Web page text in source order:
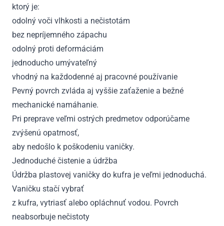
ktorý je:
odolný voči vlhkosti a nečistotám
bez nepríjemného zápachu
odolný proti deformáciám
jednoducho umývateľný
vhodný na každodenné aj pracovné používanie
Pevný povrch zvláda aj vyššie zaťaženie a bežné
mechanické namáhanie.
Pri preprave veľmi ostrých predmetov odporúčame
zvýšenú opatrnosť,
aby nedošlo k poškodeniu vaničky.
Jednoduché čistenie a údržba
Údržba plastovej vaničky do kufra je veľmi jednoduchá.
Vaničku stačí vybrať
z kufra, vytriasť alebo opláchnuť vodou. Povrch
neabsorbuje nečistoty